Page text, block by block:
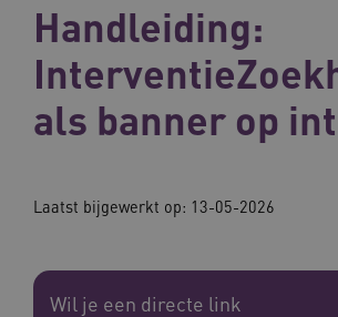
Handleiding:
als banner op
Laatst bijgewerkt op: 13-05-2026
Wil je een directe link